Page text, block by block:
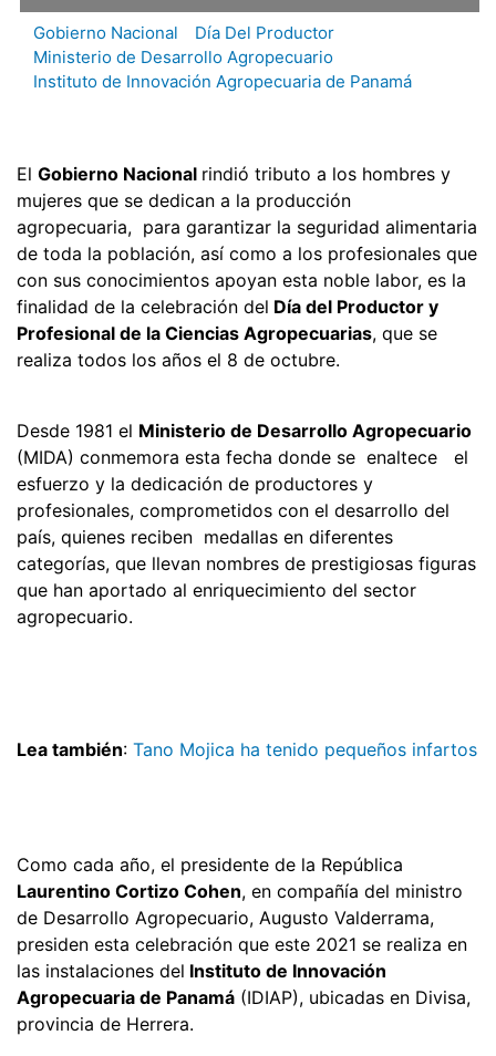
Gobierno Nacional
Día Del Productor
Ministerio de Desarrollo Agropecuario
Instituto de Innovación Agropecuaria de Panamá
El Gobierno Nacional rindió tributo a los hombres y
mujeres que se dedican a la producción
agropecuaria, para garantizar la seguridad alimentaria
de toda la población, así como a los profesionales que
con sus conocimientos apoyan esta noble labor, es la
finalidad de la celebración del Día del Productor y
Profesional de la Ciencias Agropecuarias, que se
realiza todos los años el 8 de octubre.
Desde 1981 el Ministerio de Desarrollo Agropecuario
(MIDA) conmemora esta fecha donde se enaltece el
esfuerzo y la dedicación de productores y
profesionales, comprometidos con el desarrollo del
país, quienes reciben medallas en diferentes
categorías, que llevan nombres de prestigiosas figuras
que han aportado al enriquecimiento del sector
agropecuario.
Lea también: Tano Mojica ha tenido pequeños infartos
Como cada año, el presidente de la República
Laurentino Cortizo Cohen, en compañía del ministro
de Desarrollo Agropecuario, Augusto Valderrama,
presiden esta celebración que este 2021 se realiza en
las instalaciones del Instituto de Innovación
Agropecuaria de Panamá (IDIAP), ubicadas en Divisa,
provincia de Herrera.